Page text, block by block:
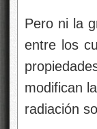
Pero ni la
entre los
modifican
radiación